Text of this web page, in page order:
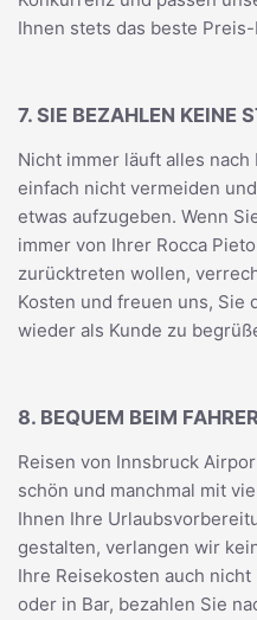
Ihnen stets das beste
7. SIE BEZAHLEN KEINE
Nicht immer läuft alles nach
einfach nicht vermeiden
etwas aufzugeben. Wenn
immer von Ihrer Rocca
zurücktreten wollen,
Kosten und freuen uns, Sie
wieder als Kunde zu
8. BEQUEM BEIM
Reisen von Innsbruck
schön und manchmal mit
Ihnen Ihre
gestalten, verlangen wir
Ihre Reisekosten auch
oder in Bar, bezahlen Sie